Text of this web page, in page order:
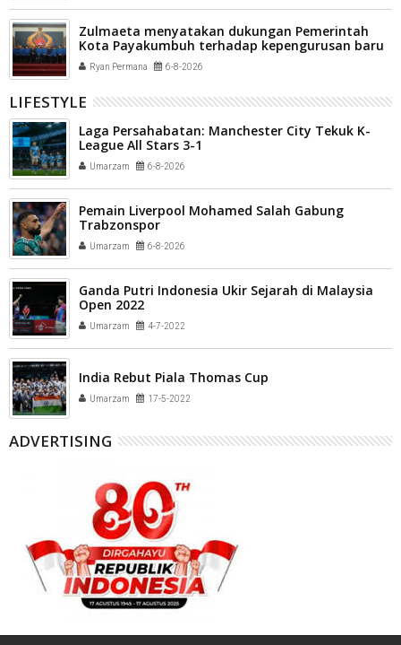
Zulmaeta menyatakan dukungan Pemerintah
Kota Payakumbuh terhadap kepengurusan baru
Komite Olahraga Nasional Indonesia (KONI) Kota
Payakumbuh
Ryan Permana 6-8-2026
LIFESTYLE
Laga Persahabatan: Manchester City Tekuk K-
League All Stars 3-1
Umarzam 6-8-2026
Pemain Liverpool Mohamed Salah Gabung
Trabzonspor
Umarzam 6-8-2026
Ganda Putri Indonesia Ukir Sejarah di Malaysia
Open 2022
Umarzam 4-7-2022
India Rebut Piala Thomas Cup
Umarzam 17-5-2022
ADVERTISING